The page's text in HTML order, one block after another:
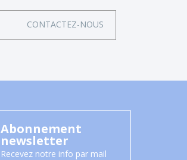
CONTACTEZ-NOUS
Abonnement
newsletter
Recevez notre info par mail